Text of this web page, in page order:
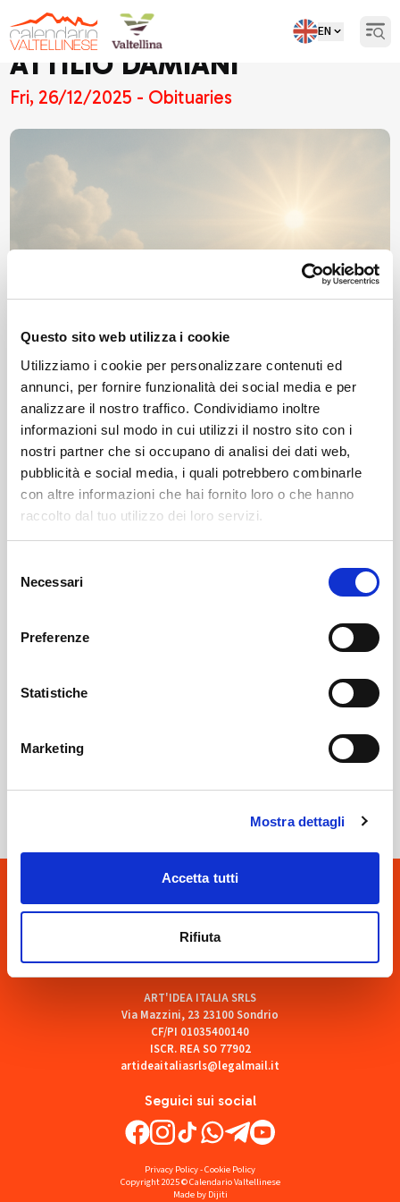
Questo sito web utilizza i cookie
Utilizziamo i cookie per personalizzare contenuti ed
annunci, per fornire funzionalità dei social media e per
analizzare il nostro traffico. Condividiamo inoltre
informazioni sul modo in cui utilizzi il nostro sito con i
nostri partner che si occupano di analisi dei dati web,
pubblicità e social media, i quali potrebbero combinarle
con altre informazioni che hai fornito loro o che hanno
raccolto dal tuo utilizzo dei loro servizi.
delNecessari
Preferenze
Statistiche
Marketing
Mostra dettagli
Accetta tutti
Rifiuta
EN
ATTILIO DAMIANI
Fri, 26/12/2025 - Obituaries
Sondrio Obituaries
Seguici sui social
ART'IDEA ITALIA SRLS
Via Mazzini, 23 23100 Sondrio
CF/PI 01035400140
ISCR. REA SO 77902
artideaitaliasrls@legalmail.it
Privacy Policy-Cookie Policy
Copyright 2025 © Calendario Valtellinese
Made by Dijiti